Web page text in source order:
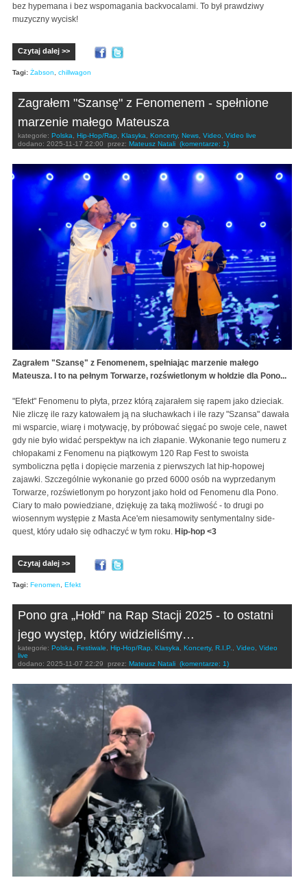
bez hypemana i bez wspomagania backvocalami. To był prawdziwy
muzyczny wycisk!
Czytaj dalej >>
Tagi: Żabson chillwagon
Zagrałem "Szansę" z Fenomenem - spełnione
marzenie małego Mateusza
kategorie: Polska Hip-Hop/Rap Klasyka Koncerty, News Video
Video live
dodano: 2025-11-17 22:00 przez: Mateusz Natali (komentarze: 1)
Zagrałem "Szansę" z Fenomenem, spełniając marzenie małego
Mateusza. I to na pełnym Torwarze, rozświetlonym w hołdzie dla Pono...
"Efekt" Fenomenu to płyta, przez którą zajarałem się rapem jako dzieciak.
Nie zliczę ile razy katowałem ją na słuchawkach i ile razy "Szansa" dawała
mi wsparcie, wiarę i motywację, by próbować sięgać po swoje cele, nawet
gdy nie było widać perspektyw na ich złapanie. Wykonanie tego numeru z
chłopakami z Fenomenu na piątkowym 120 Rap Fest to swoista
symboliczna pętla i dopięcie marzenia z pierwszych lat hip-hopowej
zajawki. Szczególnie wykonanie go przed 6000 osób na wyprzedanym
Torwarze, rozświetlonym po horyzont jako hołd od Fenomenu dla Pono.
Ciary to mało powiedziane, dziękuję za taką możliwość - to drugi po
wiosennym występie z Masta Ace'em niesamowity sentymentalny side-
quest, który udało się odhaczyć w tym roku. Hip-hop <3
Czytaj dalej >>
Tagi: Fenomen Efekt
Pono gra „Hołd” na Rap Stacji 2025 - to ostatni
jego występ, który widzieliśmy…
kategorie: Polska Festiwale Hip-Hop/Rap Klasyka Koncerty, R.I.P. Video
Video
live
dodano: 2025-11-07 22:29 przez: Mateusz Natali (komentarze: 1)